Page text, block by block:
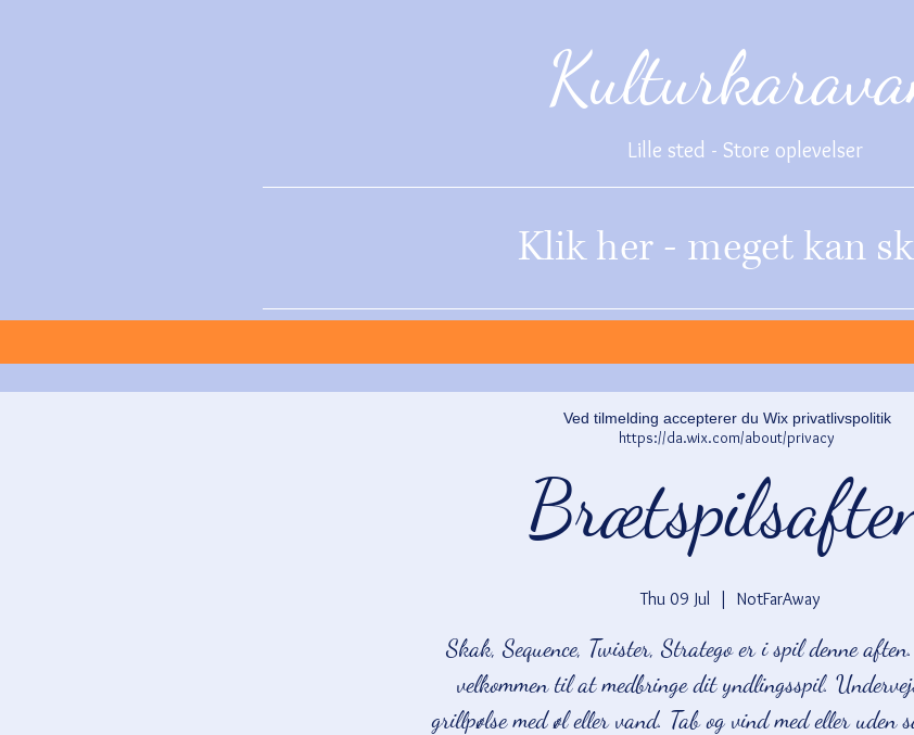
Lille sted - Store oplevelser
Klik her - meget kan
Thu 09 Jul
  |
NotFarAway
Skak, Sequence, Twister, Stratego er i spil denne
velkommen til at medbringe dit yndlingsspil.
grillpølse med øl eller vand. Tab og vind med eller uden
Ved tilmelding accepterer du Wix privatlivspolitik
https://da.wix.com/about/privacy